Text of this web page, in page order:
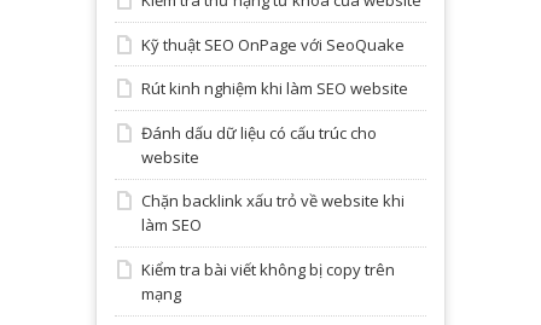
Kỹ thuật SEO OnPage với SeoQuake
Rút kinh nghiệm khi làm SEO website
Đánh dấu dữ liệu có cấu trúc cho
website
Chặn backlink xấu trỏ về website khi
làm SEO
Kiểm tra bài viết không bị copy trên
mạng